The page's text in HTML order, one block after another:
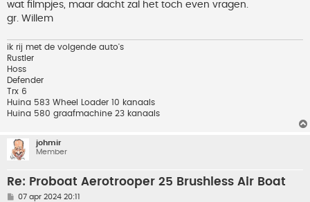
wat filmpjes, maar dacht zal het toch even vragen.
gr. Willem
ik rij met de volgende auto's
Rustler
Hoss
Defender
Trx 6
Huina 583 Wheel Loader 10 kanaals
Huina 580 graafmachine 23 kanaals
johmir
Member
Re: Proboat Aerotrooper 25 Brushless Air Boat
B07 apr 2024 20:11